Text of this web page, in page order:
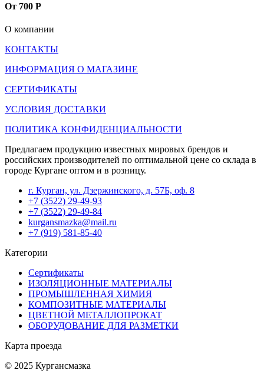
От 700 Р
О компании
КОНТАКТЫ
ИНФОРМАЦИЯ О МАГАЗИНЕ
СЕРТИФИКАТЫ
УСЛОВИЯ ДОСТАВКИ
ПОЛИТИКА КОНФИДЕНЦИАЛЬНОСТИ
Предлагаем продукцию известных мировых брендов и
российских производителей по оптимальной цене со склада в
городе Кургане оптом и в розницу.
г. Курган, ул. Дзержинского, д. 57Б, оф. 8
+7 (3522) 29-49-93
+7 (3522) 29-49-84
kurgansmazka@mail.ru
+7 (919) 581-85-40
Категории
Сертификаты
ИЗОЛЯЦИОННЫЕ МАТЕРИАЛЫ
ПРОМЫШЛЕННАЯ ХИМИЯ
КОМПОЗИТНЫЕ МАТЕРИАЛЫ
ЦВЕТНОЙ МЕТАЛЛОПРОКАТ
ОБОРУДОВАНИЕ ДЛЯ РАЗМЕТКИ
Карта проезда
© 2025 Кургансмазка